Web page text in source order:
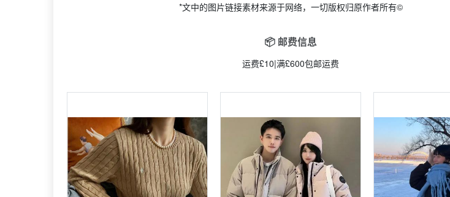
*文中的图片链接素材来源于网络，一切版权归原作者所有©
📦 邮费信息
运费£10|满£600包邮运费